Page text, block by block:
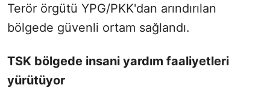
Terör örgütü YPG/PKK'dan arındırılan
bölgede güvenli ortam sağlandı.
TSK bölgede insani yardım faaliyetleri
yürütüyor